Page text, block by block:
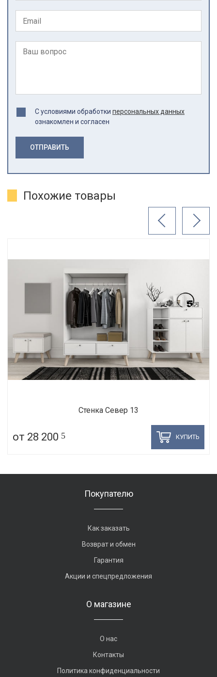
С условиями обработки персональных данных
ознакомлен и согласен
ОТПРАВИТЬ
Похожие товары
Стенка Север 13
от 28 200 5 КУПИТЬ
Покупателю
Как заказать
Возврат и обмен
Гарантия
Акции и спецпредложения
О магазине
О нас
Контакты
Политика конфиденциальности